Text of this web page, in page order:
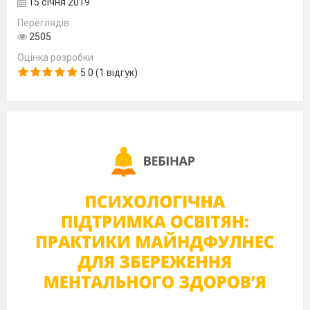
скотч, аркуш
Ми маємо справу з найскладнішим,
мистецтва, мудрості залежить її життя,
здоров’я, розум, характер, воля,
громадянське й інтелектуальне обличчя,
її місце і роль у житті, її щастя.
В.О.Сухомлинський (слайд 2)
Переглядів
2505
Оцінка розробки
5.0 (1 відгук)